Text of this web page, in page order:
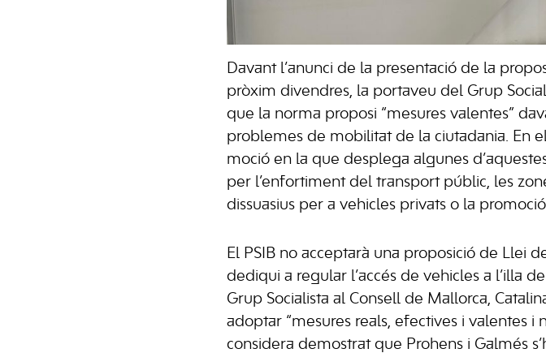
Davant l’anunci de la presentació de la
pròxim divendres, la portaveu del Grup
que la norma proposi “mesures valentes”
problemes de mobilitat de la ciutadania. En
moció en la que desplega algunes
per l’enfortiment del transport públic, les
dissuasius per a vehicles privats o la
El PSIB no acceptarà una proposició de Llei
dediqui a regular l’accés de vehicles a l’illa
Grup Socialista al Consell de Mallorca,
adoptar “mesures reals, efectives i valentes i
considera demostrat que Prohens i Galmés